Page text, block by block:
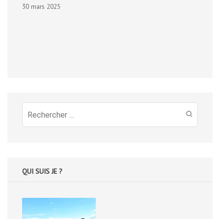
30 mars 2025
Recherche
pour
QUI SUIS JE ?